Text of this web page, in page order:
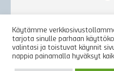
Käyttöehdot ja
Käytämme
tarjota sinulle parhaan
valintasi ja toistuvat käynnit
nappia painamalla hyväksyt